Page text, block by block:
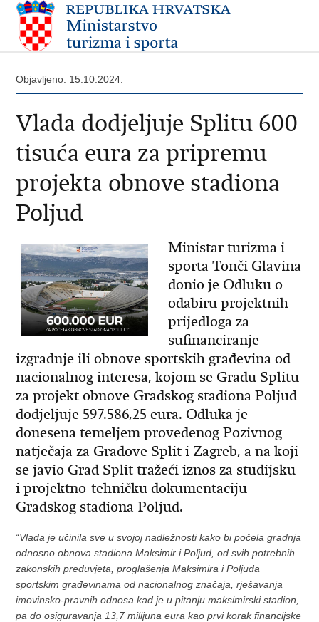
Objavljeno: 15.10.2024.
Vlada dodjeljuje Splitu 600
tisuća eura za pripremu
projekta obnove stadiona
Poljud
Ministar turizma i
sporta Tonči Glavina
donio je Odluku o
odabiru projektnih
prijedloga za
sufinanciranje
izgradnje ili obnove sportskih građevina od
nacionalnog interesa, kojom se Gradu Splitu
za projekt obnove Gradskog stadiona Poljud
dodjeljuje 597.586,25 eura. Odluka je
donesena temeljem provedenog Pozivnog
natječaja za Gradove Split i Zagreb, a na koji
se javio Grad Split tražeći iznos za studijsku
i projektno-tehničku dokumentaciju
Gradskog stadiona Poljud.
“Vlada je učinila sve u svojoj nadležnosti kako bi počela gradnja
odnosno obnova stadiona Maksimir i Poljud, od svih potrebnih
zakonskih preduvjeta, proglašenja Maksimira i Poljuda
sportskim građevinama od nacionalnog značaja, rješavanja
imovinsko-pravnih odnosa kad je u pitanju maksimirski stadion,
pa do osiguravanja 13,7 milijuna eura kao prvi korak financijske